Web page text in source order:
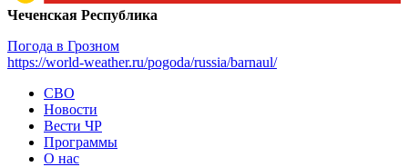
Чеченская Республика
Погода в Грозном
https://world-weather.ru/pogoda/russia/barnaul/
СВО
Новости
Вести ЧР
Программы
О нас